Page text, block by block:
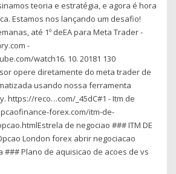
teoria e estratégia, e agora é hora
Estamos nos lançando um desafio!
até 1º deEA para Meta Trader -
-
watch16. 10. 20181 130
opere diretamente do meta trader de
usando nossa ferramenta
https://reco…com/_45dC#1 - Itm de
forex.com/itm-de-
de negociao ### ITM DE
London forex abrir negociacao
### Plano de aquisicao de acoes de vs